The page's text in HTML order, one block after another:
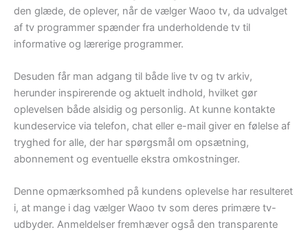
den glæde, de oplever, når de vælger Waoo tv, da udvalget
af tv programmer spænder fra underholdende tv til
informative og lærerige programmer.
Desuden får man adgang til både live tv og tv arkiv,
herunder inspirerende og aktuelt indhold, hvilket gør
oplevelsen både alsidig og personlig. At kunne kontakte
kundeservice via telefon, chat eller e-mail giver en følelse af
tryghed for alle, der har spørgsmål om opsætning,
abonnement og eventuelle ekstra omkostninger.
Denne opmærksomhed på kundens oplevelse har resulteret
i, at mange i dag vælger Waoo tv som deres primære tv-
udbyder. Anmeldelser fremhæver også den transparente